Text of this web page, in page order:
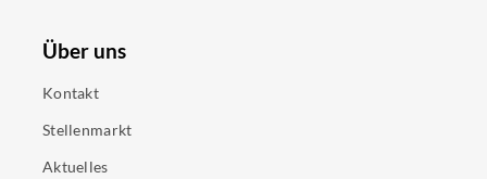
Über uns
Kontakt
Stellenmarkt
Aktuelles